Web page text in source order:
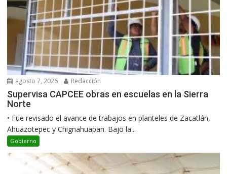
agosto 7, 2026 Redacción
Supervisa CAPCEE obras en escuelas en la Sierra
Norte
• Fue revisado el avance de trabajos en planteles de Zacatlán,
Ahuazotepec y Chignahuapan. Bajo la...
Gobierno